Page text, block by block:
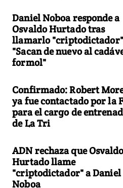
Daniel Noboa responde a
Osvaldo Hurtado tras
llamarlo
"Sacan de nuevo al
formol"
Confirmado: Robert
ya fue contactado por la
para el cargo de
de La Tri
ADN rechaza que
Hurtado llame
"criptodictador" a Daniel
Noboa